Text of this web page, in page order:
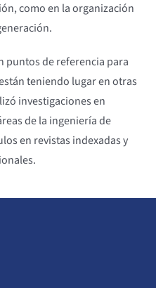
como en la organización
puntos de referencia para
teniendo lugar en otras
investigaciones en
de la ingeniería de
en revistas indexadas y